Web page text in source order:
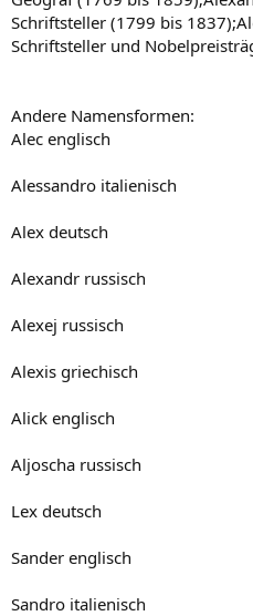
Schriftsteller (1799 bis
Schriftsteller und
Andere Namensformen:
Alec englisch
Alessandro italienisch
Alex deutsch
Alexandr russisch
Alexej russisch
Alexis griechisch
Alick englisch
Aljoscha russisch
Lex deutsch
Sander englisch
Sandro italienisch